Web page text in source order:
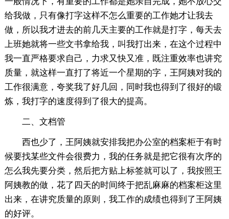
给我做，只有像打字这样不怎么重要的工作她才让我去
做，所以我才进去的前几天主要的工作就是打字，每天去
上班她就将一些文书拿给我，叫我打出来，在这个过程中
我一直严格要求自己，力求又快又准，既注重效率也讲究
质量，就这样一直打了将近一个星期的字，王阿姨对我的
工作很满意，夸奖我了好几回，同时我也得到了很好的锻
炼，我打字的速度得到了很大的提高。
二、文档管
西也少了，王阿姨就安排我把办公室的档案柜于有时
候要找某些文件会很费力，我的任务就是把它很有次序的
怎么我先要分类，然后把方贴上标签就可以了，我按照王
阿姨教的做，花了四天的时间终于把乱麻麻的档案柜这里
出来，在讲究质量的原则，我工作的成绩也得到了王阿姨
的好评。